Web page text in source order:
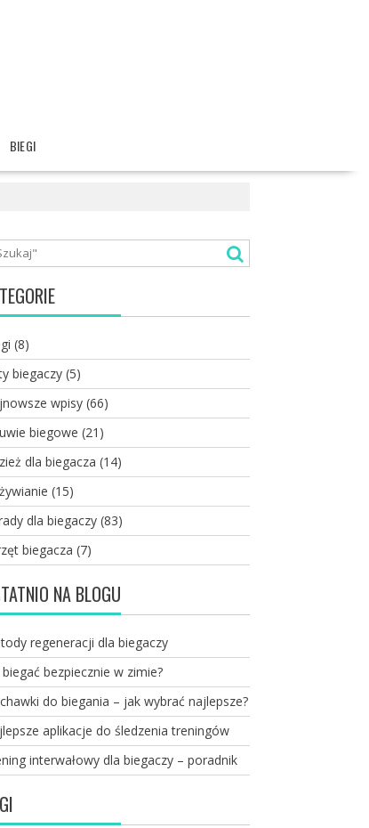
BIEGI
(8)
biegaczy(5)
wpisy(66)
biegowe (21)
dla biegacza (14)
(15)
dla biegaczy(83)
biegacza (7)
NA BLOGU
regeneracji dla biegaczy
biegać bezpiecznie w zimie?
do biegania – jak wybrać najlepsze?
aplikacje do śledzenia treningów
interwałowy dla biegaczy – poradnik